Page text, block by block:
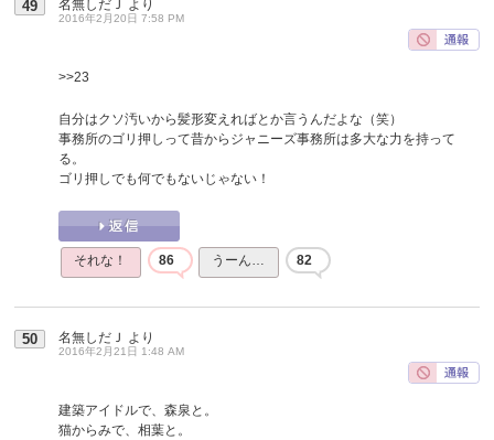
49 名無しだＪ より
2016年2月20日 7:58 PM
>>23
自分はクソ汚いから髪形変えればとか言うんだよな（笑）
事務所のゴリ押しって昔からジャニーズ事務所は多大な力を持って
る。
ゴリ押しでも何でもないじゃない！
それな！ 86 うーん… 82
50 名無しだＪ より
2016年2月21日 1:48 AM
建築アイドルで、森泉と。
猫からみで、相葉と。